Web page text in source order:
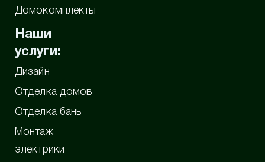
Домокомплекты
Наши
услуги:
Дизайн
Отделка домов
Отделка бань
Монтаж
электрики